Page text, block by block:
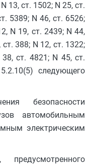
13, ст. 1502; N 25, ст.
5389; N 46, ст. 6526;
N 19, ст. 2439; N 44,
388; N 12, ст. 1322;
ст. 4821; N 45, ст.
следующего
безопасности
автомобильным
электрическим